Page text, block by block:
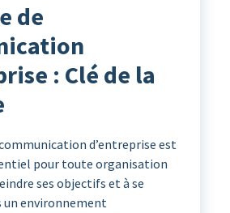
de
: Clé de la
d’entreprise est
pour toute organisation
ses objectifs et à se
un environnement